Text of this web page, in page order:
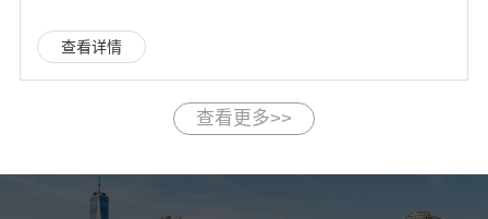
查看详情
查看更多>>